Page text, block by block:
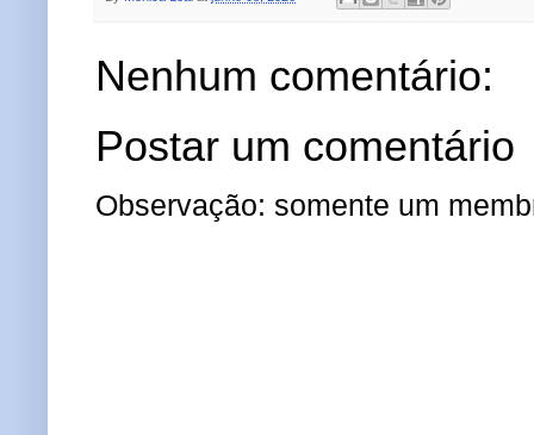
Nenhum comentário:
Postar um comentário
Observação: somente um